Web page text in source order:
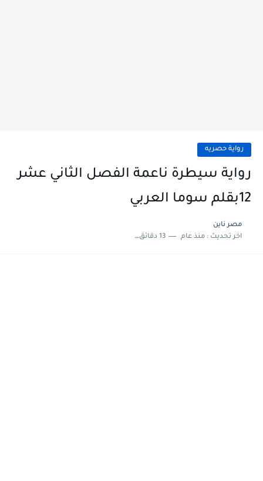
رواية حصريه
رواية سيطرة ناعمة الفصل الثاني عشر
12بقلم سوما العربي
مصر ناين
اخر تحديث :منذ عام 13 دقائق للقراءة